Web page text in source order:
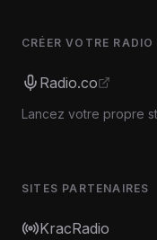
CRÉER VOTRE RADIO
Radio.co
Lancez votre propre
SITES PARTENAIRES
KracRadio